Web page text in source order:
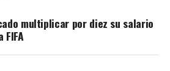
multiplicar por diez su salario